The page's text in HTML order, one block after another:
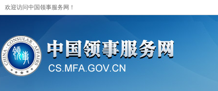
欢迎访问中国领事服务网！